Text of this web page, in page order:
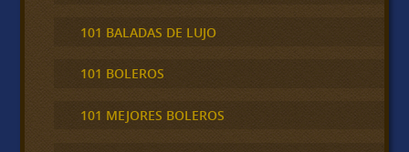
101 BALADAS DE LUJO
101 BOLEROS
101 MEJORES BOLEROS